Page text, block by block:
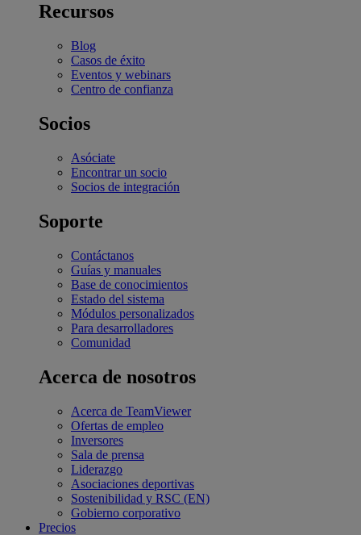
Recursos
Blog
Casos de éxito
Eventos y webinars
Centro de confianza
Socios
Asóciate
Encontrar un socio
Socios de integración
Soporte
Contáctanos
Guías y manuales
Base de conocimientos
Estado del sistema
Módulos personalizados
Para desarrolladores
Comunidad
Acerca de nosotros
Acerca de TeamViewer
Ofertas de empleo
Inversores
Sala de prensa
Liderazgo
Asociaciones deportivas
Sostenibilidad y RSC (EN)
Gobierno corporativo
Precios